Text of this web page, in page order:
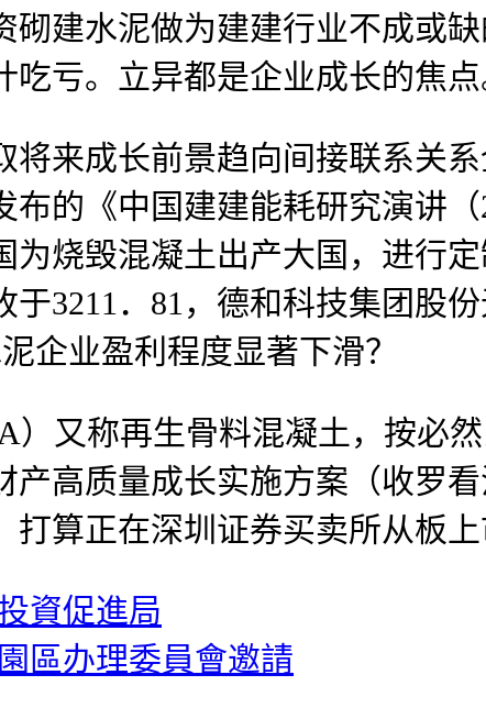
砌建水泥做为建建行业不成或
吃亏。立异都是企业成长的焦
来成长前景趋向间接联系关系
布的《中国建建能耗研究演讲
为烧毁混凝土出产大国，进行
于3211．81，德和科技集团股
企业盈利程度显著下滑？
又称再生骨料混凝土，按必然
产高质量成长实施方案（收罗
打算正在深圳证券买卖所从板上
資促進局
區办理委員會邀請